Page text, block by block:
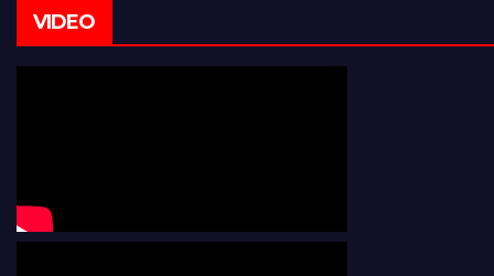
VIDEO